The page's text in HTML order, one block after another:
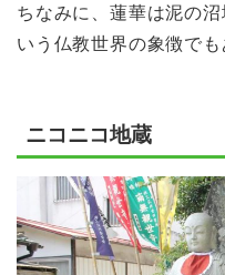
ちなみに、蓮華は泥の
いう仏教世界の象徴でも
ニコニコ地蔵